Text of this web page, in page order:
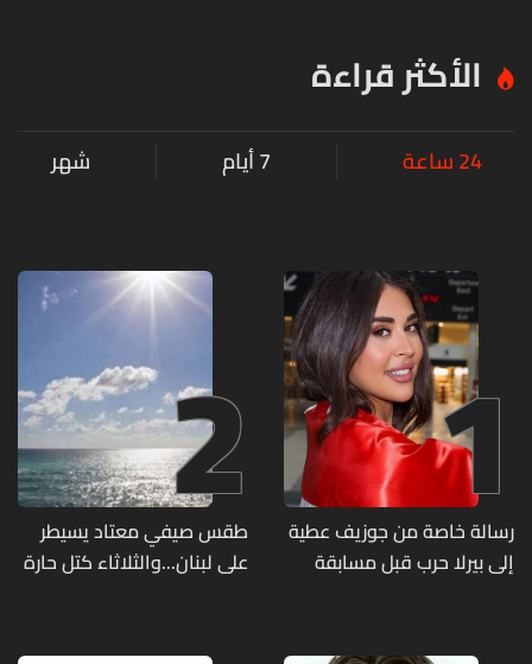
الأكثر قراءة
24 ساعة 7 أيام شهر
1
رسالة خاصة من جوزيف عطية
إلى بيرلا حرب قبل مسابقة
2
طقس صيفي معتاد يسيطر
على لبنان...والثلاثاء كتل حارة